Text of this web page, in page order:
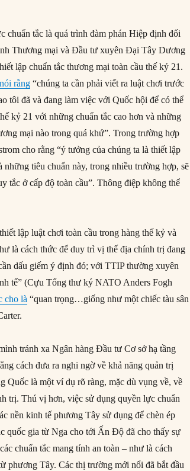
chuẩn tắc là quá trình đàm phán Hiệp định đối
Thương mại và Đầu tư xuyên Đại Tây Dương
lập chuẩn tắc thương mại toàn cầu thế kỷ 21.
rằng “chúng ta cần phải viết ra luật chơi trước
tôi đã và đang làm việc với Quốc hội để có thể
kỷ 21 với những chuẩn tắc cao hơn và những
mại nào trong quá khứ”. Trong trường hợp
cho rằng “ý tưởng của chúng ta là thiết lập
tiêu chuẩn này, trong nhiều trường hợp, sẽ
tắc ở cấp độ toàn cầu”. Thông điệp không thể
lập luật chơi toàn cầu trong hàng thế kỷ và
là cách thức để duy trì vị thế địa chính trị đang
dấu giếm ý định đó; với TTIP thường xuyên
tế” (Cựu Tổng thư ký NATO Anders Fogh
cho là “quan trọng…giống như một chiếc tàu sân
tránh xa Ngân hàng Đầu tư Cơ sở hạ tầng
cách đưa ra nghi ngờ về khả năng quản trị
Quốc là một ví dụ rõ ràng, mặc dù vụng về, về
trị. Thú vị hơn, việc sử dụng quyền lực chuẩn
nền kinh tế phương Tây sử dụng để chèn ép
quốc gia từ Nga cho tới Ấn Độ đã cho thấy sự
chuẩn tắc mang tính an toàn – như là cách
phương Tây. Các thị trường mới nổi đã bắt đầu